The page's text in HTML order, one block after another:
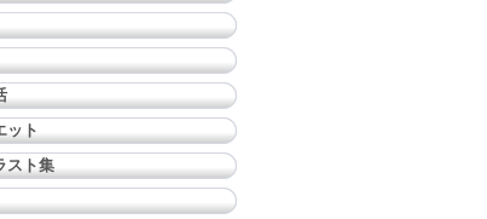
ット
スト集